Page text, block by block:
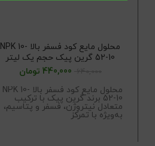
محلول مایع کود فسفر بالا NPK 10-
52-10 گرین پیک حجم یک لیتر
440,000 تومان
محلول مایع کود فسفر بالا NPK 10-
52-10 برند گرین پیک با ترکیب
متعادل نیتروژن، فسفر و پتاسیم،
به‌ویژه با تمرکز